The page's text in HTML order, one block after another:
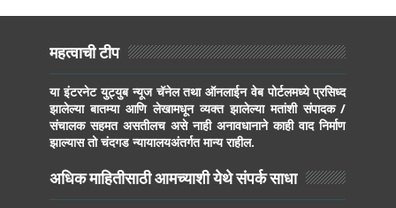
महत्वाची टीप
या इंटरनेट युट्युब न्यूज चॅनेल तथा ऑनलाईन वेब पोर्टलमध्ये प्रसिध्द
झालेल्या बातम्या आणि लेखामधून व्यक्त झालेल्या मतांशी संपादक /
संचालक सहमत असतीलच असे नाही अनावधानाने काही वाद निर्माण
झाल्यास तो चंदगड न्यायालयअंतर्गत मान्य राहील.
अधिक माहितीसाठी आमच्याशी येथे संपर्क साधा